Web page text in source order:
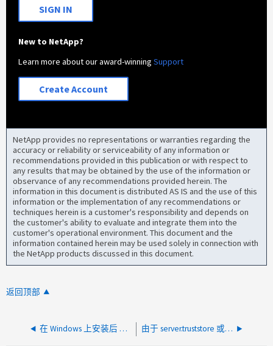
SIGN IN
New to NetApp?
Learn more about our award-winningSupport
Create Account
NetApp provides no representations or warranties regarding the
accuracy or reliability or serviceability of any information or
recommendations provided in this publication or with respect to
any results that may be obtained by the use of the information or
observance of any recommendations provided herein. The
information in this document is distributed AS IS and the use of this
information or the implementation of any recommendations or
techniques herein is a customer's responsibility and depends on
the customer's ability to evaluate and integrate them into the
customer's operational environment. This document and the
information contained herein may be used solely in connection with
the NetApp products discussed in this document.
返回顶部
在 Windows 上安装后 AIQUM 服务未启动 由于 server.truststore 或 server.keystore 文件损坏，AIQUM 服务无法启动